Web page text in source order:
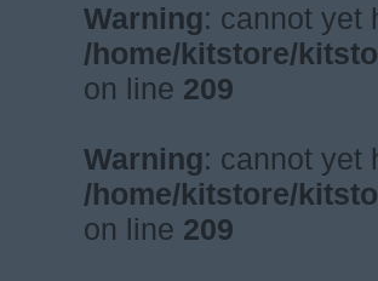
Warning: cannot yet
/home/kitstore/
on line 209
Warning: cannot yet
/home/kitstore/
on line 209